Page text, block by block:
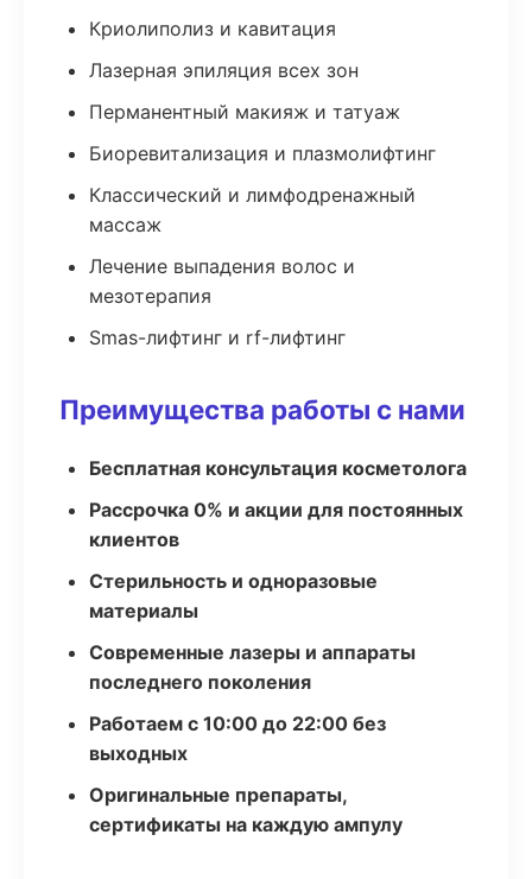
Криолиполиз и кавитация
Лазерная эпиляция всех зон
Перманентный макияж и татуаж
Биоревитализация и плазмолифтинг
Классический и лимфодренажный
массаж
Лечение выпадения волос и
мезотерапия
Smas-лифтинг и rf-лифтинг
Преимущества работы с нами
Бесплатная консультация косметолога
Рассрочка 0% и акции для постоянных
клиентов
Стерильность и одноразовые
материалы
Современные лазеры и аппараты
последнего поколения
Работаем с 10:00 до 22:00 без
выходных
Оригинальные препараты,
сертификаты на каждую ампулу